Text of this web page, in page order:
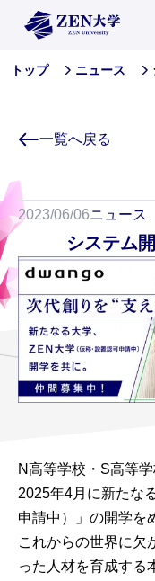
トップ ニュース
一覧へ戻る
2023/06/06ニュース
システム
N高等学校・S高等
2025年4月に新たな
申請中）」の開学を
これからの世界に欠
った人材を育成する